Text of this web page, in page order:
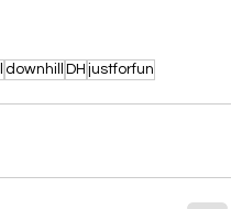
downhill DH justforfun